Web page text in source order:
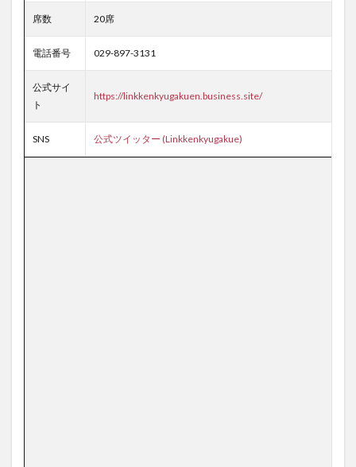
席数 20席
電話番号 029-897-3131
公式サイ
ト
https://linkkenkyugakuen.business.site/
SNS 公式ツイッター (Linkkenkyugakue)